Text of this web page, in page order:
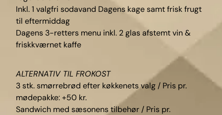
Inkl. 1 valgfri sodavand Dagens kage samt frisk frugt
til eftermiddag
Dagens 3-retters menu inkl. 2 glas afstemt vin &
friskkværnet kaffe
ALTERNATIV TIL FROKOST
3 stk. smørrebrød efter køkkenets valg / Pris pr.
mødepakke: +50 kr.
Sandwich med sæsonens tilbehør / Pris pr.